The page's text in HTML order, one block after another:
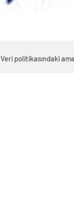
Veri politikasındaki